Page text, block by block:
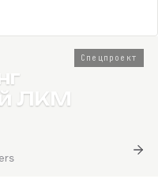
Спецпроект
ЛКМ